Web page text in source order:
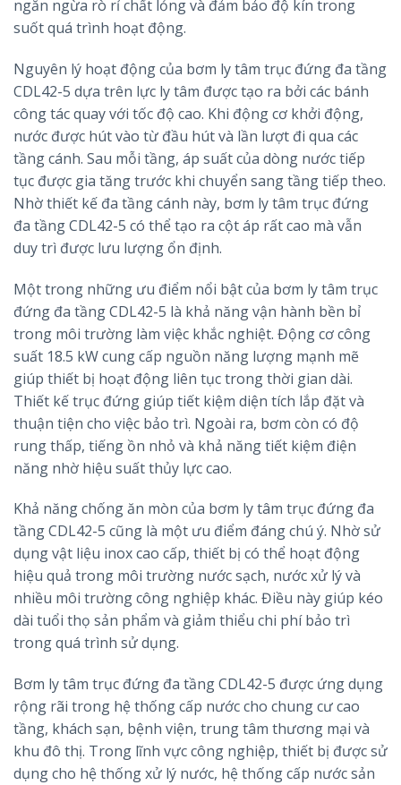
ngăn ngừa rò rỉ chất lỏng và đảm bảo độ kín trong
suốt quá trình hoạt động.
Nguyên lý hoạt động của bơm ly tâm trục đứng đa tầng
CDL42-5 dựa trên lực ly tâm được tạo ra bởi các bánh
công tác quay với tốc độ cao. Khi động cơ khởi động,
nước được hút vào từ đầu hút và lần lượt đi qua các
tầng cánh. Sau mỗi tầng, áp suất của dòng nước tiếp
tục được gia tăng trước khi chuyển sang tầng tiếp theo.
Nhờ thiết kế đa tầng cánh này, bơm ly tâm trục đứng
đa tầng CDL42-5 có thể tạo ra cột áp rất cao mà vẫn
duy trì được lưu lượng ổn định.
Một trong những ưu điểm nổi bật của bơm ly tâm trục
đứng đa tầng CDL42-5 là khả năng vận hành bền bỉ
trong môi trường làm việc khắc nghiệt. Động cơ công
suất 18.5 kW cung cấp nguồn năng lượng mạnh mẽ
giúp thiết bị hoạt động liên tục trong thời gian dài.
Thiết kế trục đứng giúp tiết kiệm diện tích lắp đặt và
thuận tiện cho việc bảo trì. Ngoài ra, bơm còn có độ
rung thấp, tiếng ồn nhỏ và khả năng tiết kiệm điện
năng nhờ hiệu suất thủy lực cao.
Khả năng chống ăn mòn của bơm ly tâm trục đứng đa
tầng CDL42-5 cũng là một ưu điểm đáng chú ý. Nhờ sử
dụng vật liệu inox cao cấp, thiết bị có thể hoạt động
hiệu quả trong môi trường nước sạch, nước xử lý và
nhiều môi trường công nghiệp khác. Điều này giúp kéo
dài tuổi thọ sản phẩm và giảm thiểu chi phí bảo trì
trong quá trình sử dụng.
Bơm ly tâm trục đứng đa tầng CDL42-5 được ứng dụng
rộng rãi trong hệ thống cấp nước cho chung cư cao
tầng, khách sạn, bệnh viện, trung tâm thương mại và
khu đô thị. Trong lĩnh vực công nghiệp, thiết bị được sử
dụng cho hệ thống xử lý nước, hệ thống cấp nước sản